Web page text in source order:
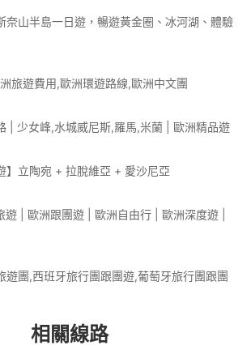
奈山半島一日遊，暢遊黃金圈、冰河湖、體驗
旅遊費用,歐洲環遊路線,歐洲中文團
| 少女峰,水城威尼斯,羅馬,米蘭 | 歐洲精品遊
】立陶宛 + 拉脫維亞 + 愛沙尼亞
| 歐洲跟團遊 | 歐洲自由行 | 歐洲深度遊 |
遊團,西班牙旅行團跟團遊,葡萄牙旅行團跟團
相關線路